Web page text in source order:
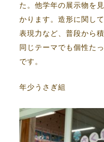
た。他学年の展示物を
かります。造形に関し
表現力など、普段から
同じテーマでも個性た
です。
年少うさぎ組